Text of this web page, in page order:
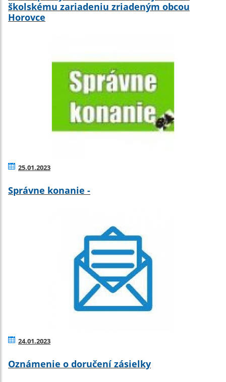
školskému zariadeniu zriadeným obcou
Horovce
25.01.2023
Správne konanie -
24.01.2023
Oznámenie o doručení zásielky